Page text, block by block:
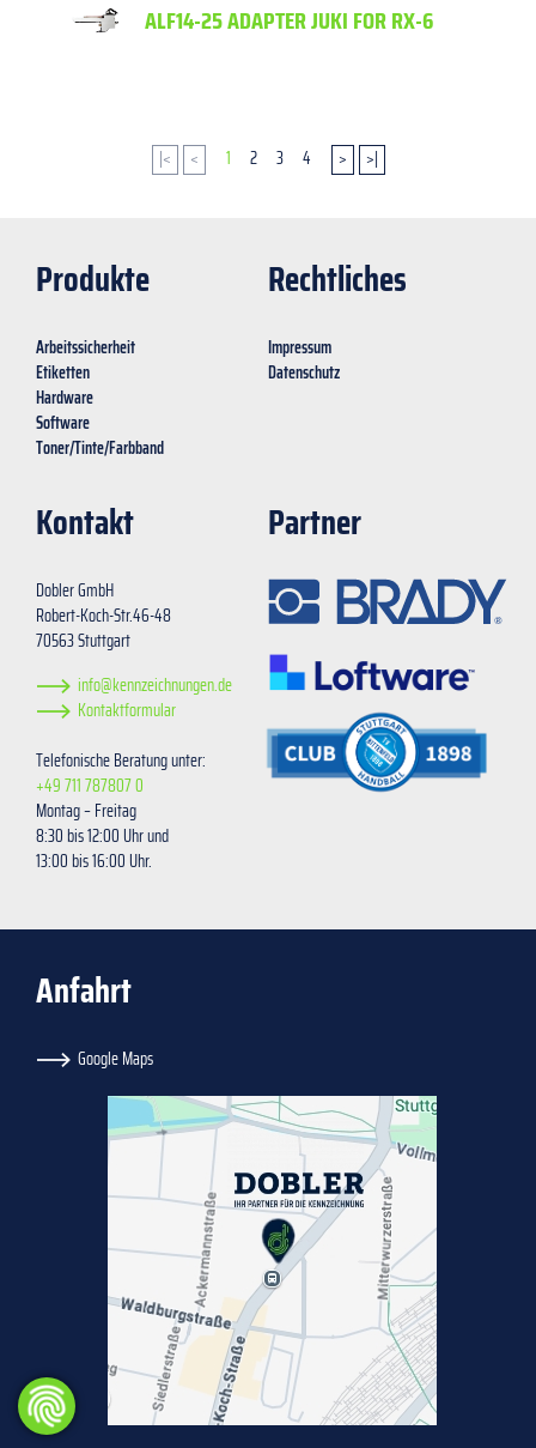
ALF14-25 ADAPTER JUKI FOR RX-6
|< < 1 2 3 4 > >|
Produkte
Arbeitssicherheit
Etiketten
Hardware
Software
Toner/Tinte/Farbband
Rechtliches
Impressum
Datenschutz
Kontakt
Dobler GmbH
Robert-Koch-Str.46-48
70563 Stuttgart
info@kennzeichnungen.de
Kontaktformular
Telefonische Beratung unter:
+49 711 787807 0
Montag – Freitag
8:30 bis 12:00 Uhr und
13:00 bis 16:00 Uhr.
Partner
Anfahrt
Google Maps